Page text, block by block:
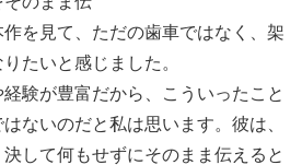
を見て、ただの歯車ではなく、架
たいと感じました。
験が豊富だから、こういったこと
ないのだと私は思います。彼は、
して何もせずにそのまま伝えると